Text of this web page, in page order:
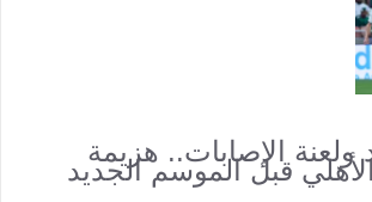
ولعنة الإصابات.. هزيمة
قبل الموسم الجديد